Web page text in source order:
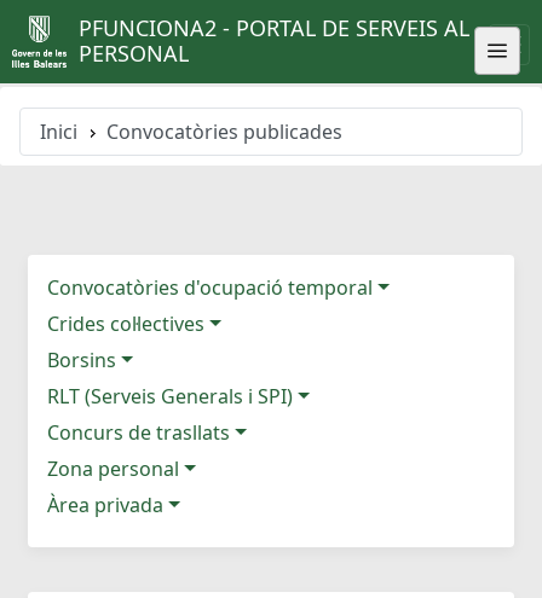
PFUNCIONA2 - PORTAL DE SERVEIS AL
PERSONAL
Inici Convocatòries publicades
Convocatòries d'ocupació temporal
Crides col·lectives
Borsins
RLT (Serveis Generals i SPI)
Concurs de trasllats
Zona personal
Àrea privada